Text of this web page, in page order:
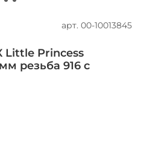
арт. 00-10013845
Little Princess
резьба 916 с